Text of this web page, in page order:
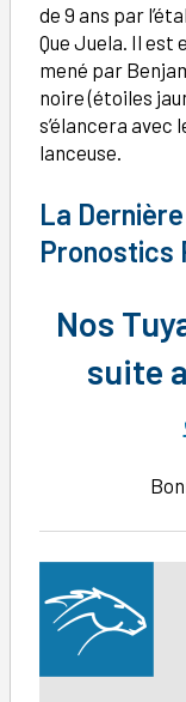
de 9 ans par
Que Juela. Il
mené par
noire (étoiles
s’élancera avec
lanceuse.
La
Pronostics
Nos
suite